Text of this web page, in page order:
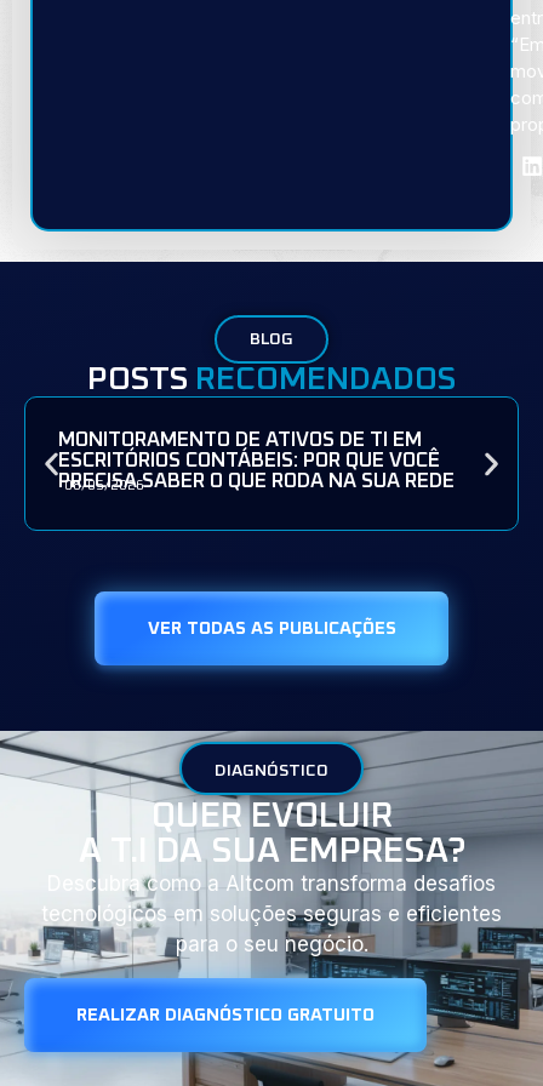
BLOG
POSTS RECOMENDADOS
MONITORAMENTO DE ATIVOS DE TI EM
ESCRITÓRIOS CONTÁBEIS: POR QUE VOCÊ
PRECISA SABER O QUE RODA NA SUA REDE
08/05/2026
VER TODAS AS PUBLICAÇÕES
DIAGNÓSTICO
QUER EVOLUIR
A T.I DA SUA EMPRESA?
Descubra como a Altcom transforma desafios
tecnológicos em soluções seguras e eficientes
para o seu negócio.
REALIZAR DIAGNÓSTICO GRATUITO